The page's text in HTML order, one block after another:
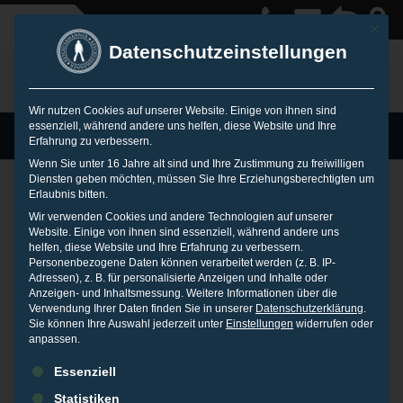
MENU
Schutz für den Ruf
im Internet
16. SEPTEMBER 2010 PRESSEARCHIV
Monitor, das österreichische Magazin für
Mit
Datenschutzeinstellungen
Wir nutzen Cookies auf unserer Website. Einige von ihnen sind
essenziell, während andere uns helfen, diese Website und Ihre
Erfahrung zu verbessern.
Wenn Sie unter 16 Jahre alt sind und Ihre Zustimmung zu freiwilligen
Diensten geben möchten, müssen Sie Ihre Erziehungsberechtigten um
Erlaubnis bitten.
Wir verwenden Cookies und andere Technologien auf unserer
Website. Einige von ihnen sind essenziell, während andere uns
helfen, diese Website und Ihre Erfahrung zu verbessern.
Personenbezogene Daten können verarbeitet werden (z. B. IP-
Adressen), z. B. für personalisierte Anzeigen und Inhalte oder
Anzeigen- und Inhaltsmessung. Weitere Informationen über die
Verwendung Ihrer Daten finden Sie in unserer Datenschutzerklärung.
Sie können Ihre Auswahl jederzeit unter Einstellungen widerrufen oder
anpassen.
Es folgt eine Liste der Service-Gruppen, für die eine
Essenziell
Statistiken